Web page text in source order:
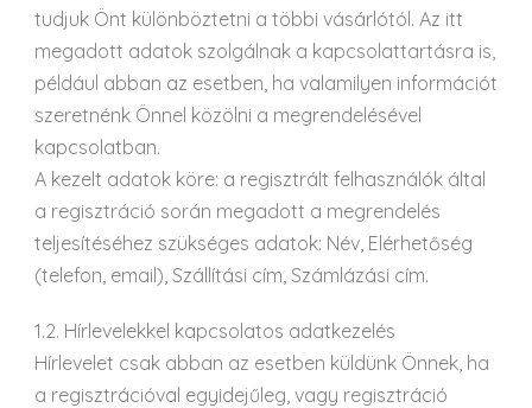
tudjuk Önt különböztetni a többi vásárlótól. Az itt
megadott adatok szolgálnak a kapcsolattartásra is,
például abban az esetben, ha valamilyen információt
szeretnénk Önnel közölni a megrendelésével
kapcsolatban.
A kezelt adatok köre: a regisztrált felhasználók által
a regisztráció során megadott a megrendelés
teljesítéséhez szükséges adatok: Név, Elérhetőség
(telefon, email), Szállítási cím, Számlázási cím.
1.2. Hírlevelekkel kapcsolatos adatkezelés
Hírlevelet csak abban az esetben küldünk Önnek, ha
a regisztrációval egyidejűleg, vagy regisztráció